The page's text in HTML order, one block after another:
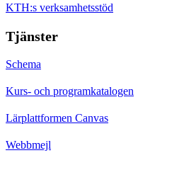
KTH:s verksamhetsstöd
Tjänster
Schema
Kurs- och programkatalogen
Lärplattformen Canvas
Webbmejl